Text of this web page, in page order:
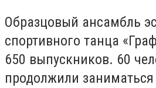
Образцовый ансамбль
спортивного танца
650 выпускников. 60
продолжили